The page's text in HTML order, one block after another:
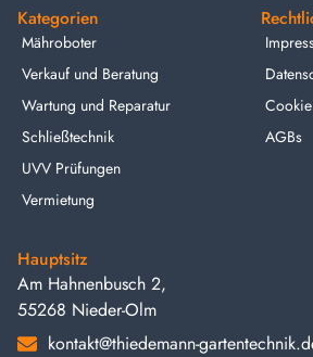
Kategorien
Mähroboter
Verkauf und Beratung
Wartung und Reparatur
Schließtechnik
UVV Prüfungen
Vermietung
AGBs
Hauptsitz
Am Hahnenbusch 2,
55268 Nieder-Olm
kontakt@thiedemann-